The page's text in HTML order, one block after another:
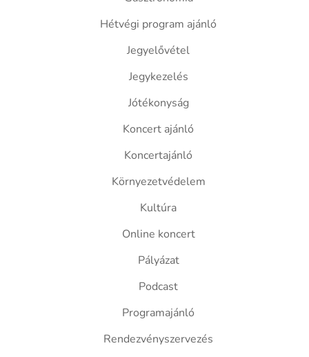
Hétvégi program ajánló
Jegyelővétel
Jegykezelés
Jótékonyság
Koncert ajánló
Koncertajánló
Környezetvédelem
Kultúra
Online koncert
Pályázat
Podcast
Programajánló
Rendezvényszervezés